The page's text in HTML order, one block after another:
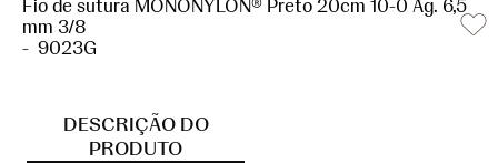
Fio de sutura MONONYLON® Preto 20cm 10-0 Ag. 6,5
mm 3/8
- 9023G
DESCRIÇÃO DO
PRODUTO